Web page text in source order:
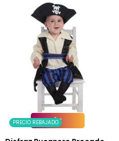
PRECIO REBAJADO
Añadir A La Cesta